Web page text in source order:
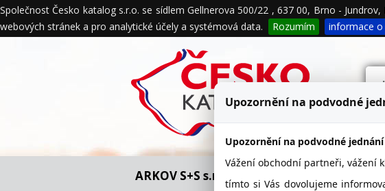
Společnost Česko katalog s.r.o. se sídlem Gellnerova 500/22 , 637 00, Brno -
webových stránek a pro analytické účely a systémová data.
Rozumím informace o
O nás Naše služby Obchodní podmínky
Ochrana údajů
ARKOV S+S s.r.o. - firemní detail
Upozornění na podvodné
Upozornění na podvodné
Vážení obchodní partneři, vážení
tímto si Vás dovolujeme